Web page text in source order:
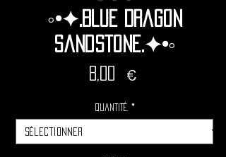
◦•✦.Blue Dragon
Sandstone.✦•◦
8,00 €Prix
Quantité. *